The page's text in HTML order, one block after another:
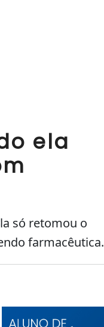
ela
só retomou o
farmacêutica.